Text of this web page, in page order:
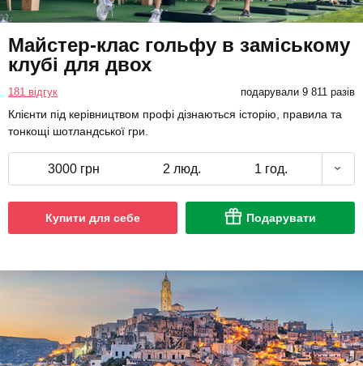
Майстер-клас гольфу в заміському
клубі для двох
181 відгук подарували 9 811 разів
Клієнти під керівництвом профі дізнаються історію, правила та
тонкощі шотландської гри.
3000 грн 2 люд. 1 год.
Купити для себе Подарувати